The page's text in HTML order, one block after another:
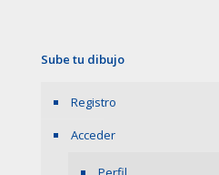
Sube tu dibujo
Registro
Acceder